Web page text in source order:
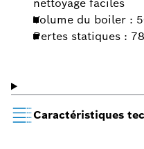
nettoyage faciles
Volume du boiler :
Pertes statiques :
Caractéristiques